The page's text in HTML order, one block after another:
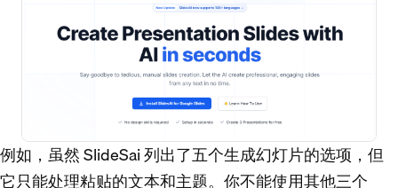
例如，虽然 SlideSai 列出了五个生成幻灯片的选项，但
它只能处理粘贴的文本和主题。你不能使用其他三个